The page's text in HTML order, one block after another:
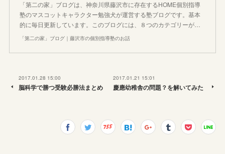
「第二の家」ブログは、神奈川県藤沢市に存在するHOME個別指導
塾のマスコットキャラクター勉強犬が運営する塾ブログです。基本
的に毎日更新しています。このブログには、８つのカテゴリーが…
「第二の家」ブログ｜藤沢市の個別指導塾のお話
2017.01.28 15:00
脳科学で勝つ受験必勝法まとめ
2017.01.21 15:01
慶應幼稚舎の問題？を解いてみた